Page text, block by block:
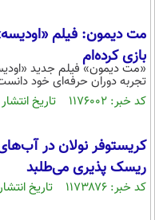
مت دیمون: فیلم
بازی کرده‌ام
«مت دیمون» فیلم جدید
تجربه دوران حرفه‌ای خود
کد خبر: ۱۱۷۶۰۰۲ تاریخ انتشار : ۱۴۰۵/۰۴/۱۷
کریستوفر نولان در
ریسک پذیری می‌طلبد
کد خبر: ۱۱۷۳۸۷۶ تاریخ انتشار : ۱۴۰۵/۰۴/۰۸